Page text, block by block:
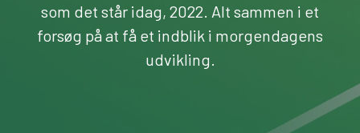
som det står idag, 2022. Alt sammen i et
forsøg på at få et indblik i morgendagens
udvikling.